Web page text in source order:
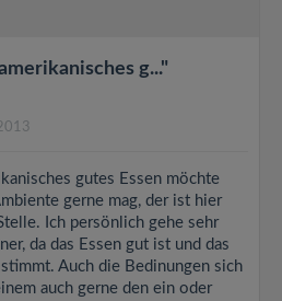
g..."
gutes Essen möchte
gerne mag, der ist hier
Ich persönlich gehe sehr
da das Essen gut ist und das
Auch die Bedinungen sich
auch gerne den ein oder